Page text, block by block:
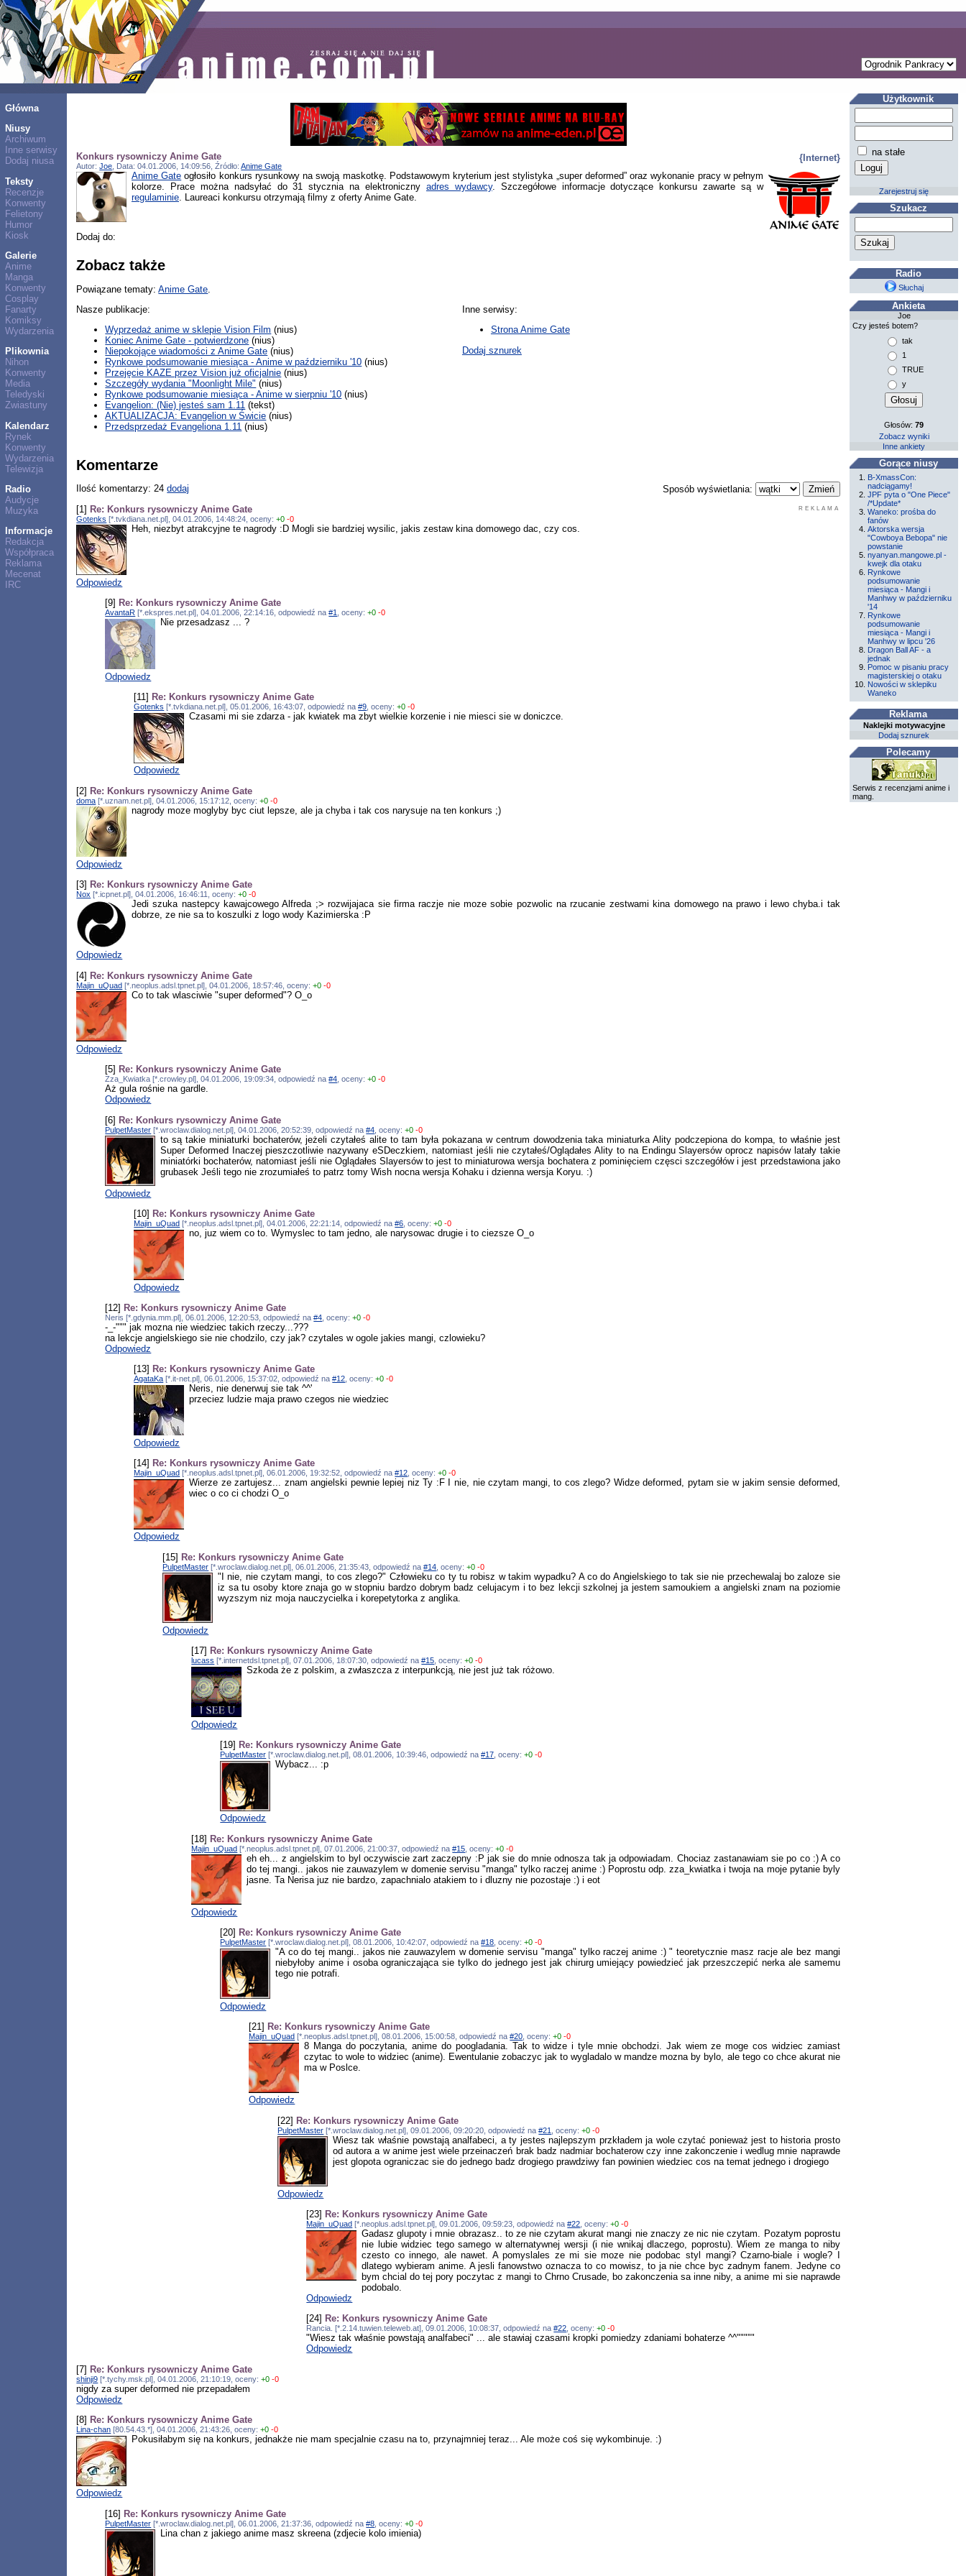
Główna
Niusy
Archiwum
Inne serwisy
Dodaj niusa
Teksty
Recenzje
Konwenty
Felietony
Humor
Kiosk
Galerie
Anime
Manga
Konwenty
Cosplay
Fanarty
Komiksy
Wydarzenia
Plikownia
Nihon
Konwenty
Media
Teledyski
Zwiastuny
Kalendarz
Rynek
Konwenty
Wydarzenia
Telewizja
Radio
Audycje
Muzyka
Informacje
Redakcja
Współpraca
Reklama
Mecenat
IRC
{Internet}
Konkurs rysowniczy Anime Gate
Autor:Joe , Data: 04.01.2006, 14:09:56, Źródło:Anime Gate
Anime Gate ogłosiło konkurs rysunkowy na swoją maskotkę. Podstawowym kryterium jest stylistyka „super deformed” oraz wykonanie pracy w pełnym
kolorze. Prace można nadsyłać do 31 stycznia na elektroniczny adres wydawcy. Szczegółowe informacje dotyczące konkursu zawarte są w
regulaminie. Laureaci konkursu otrzymają filmy z oferty Anime Gate.
Dodaj do:
Zobacz także
Powiązane tematy:Anime Gate
Nasze publikacje:
Wyprzedaż anime w sklepie Vision Film (nius)
Koniec Anime Gate - potwierdzone (nius)
Niepokojące wiadomości z Anime Gate (nius)
Rynkowe podsumowanie miesiąca - Anime w październiku '10 (nius)
Przejęcie KAZE przez Vision już oficjalnie (nius)
Szczegóły wydania "Moonlight Mile" (nius)
Rynkowe podsumowanie miesiąca - Anime w sierpniu '10 (nius)
Evangelion: (Nie) jesteś sam 1.11 (tekst)
AKTUALIZACJA: Evangelion w Świcie (nius)
Przedsprzedaż Evangeliona 1.11 (nius)
Inne serwisy:
Strona Anime Gate
Dodaj sznurek
Komentarze
Sposób wyświetlania:
Ilość komentarzy: 24dodaj
REKLAMA
[1] Re: Konkurs rysowniczy Anime Gate
Gotenks [*.tvkdiana.net.pl], 04.01.2006, 14:48:24, oceny:+0 -0
Heh, niezbyt atrakcyjne te nagrody :D Mogli sie bardziej wysilic, jakis zestaw kina domowego dac, czy cos.
Odpowiedz
[9] Re: Konkurs rysowniczy Anime Gate
AvantaR [*.ekspres.net.pl], 04.01.2006, 22:14:16, odpowiedź na#1 , oceny:+0 -0
Nie przesadzasz ... ?
Odpowiedz
[11] Re: Konkurs rysowniczy Anime Gate
Gotenks [*.tvkdiana.net.pl], 05.01.2006, 16:43:07, odpowiedź na#9 , oceny:+0 -0
Czasami mi sie zdarza - jak kwiatek ma zbyt wielkie korzenie i nie miesci sie w doniczce.
Odpowiedz
[2] Re: Konkurs rysowniczy Anime Gate
doma [*.uznam.net.pl], 04.01.2006, 15:17:12, oceny:+0 -0
nagrody moze moglyby byc ciut lepsze, ale ja chyba i tak cos narysuje na ten konkurs ;)
Odpowiedz
[3] Re: Konkurs rysowniczy Anime Gate
Nox [*.icpnet.pl], 04.01.2006, 16:46:11, oceny:+0 -0
Jedi szuka nastepcy kawajcowego Alfreda ;> rozwijajaca sie firma raczje nie moze sobie pozwolic na rzucanie zestwami kina domowego na prawo i lewo chyba.i tak
dobrze, ze nie sa to koszulki z logo wody Kazimierska :P
Odpowiedz
[4] Re: Konkurs rysowniczy Anime Gate
Majin_uQuad [*.neoplus.adsl.tpnet.pl], 04.01.2006, 18:57:46, oceny:+0 -0
Co to tak wlasciwie "super deformed"? O_o
Odpowiedz
[5] Re: Konkurs rysowniczy Anime Gate
Zza_Kwiatka [*.crowley.pl], 04.01.2006, 19:09:34, odpowiedź na#4, oceny:+0 -0
Aż gula rośnie na gardle.
Odpowiedz
[6] Re: Konkurs rysowniczy Anime Gate
PulpetMaster [*.wroclaw.dialog.net.pl], 04.01.2006, 20:52:39, odpowiedź na#4 , oceny:+0 -0
to są takie miniaturki bochaterów, jeżeli czytałeś alite to tam była pokazana w centrum dowodzenia taka miniaturka Ality podczepiona do kompa, to właśnie jest
Super Deformed Inaczej pieszczotliwie nazywany eSDeczkiem, natomiast jeśli nie czytałeś/Oglądałes Ality to na Endingu Slayersów oprocz napisów latały takie
miniatórki bochaterów, natomiast jeśli nie Oglądałes Slayersów to jest to miniaturowa wersja bochatera z pominięciem częsci szczegółów i jest przedstawiona jako
grubasek Jeśli tego nie zrozumiałeś to patrz tomy Wish nocna wersja Kohaku i dzienna wersja Koryu. :)
Odpowiedz
[10] Re: Konkurs rysowniczy Anime Gate
Majin_uQuad [*.neoplus.adsl.tpnet.pl], 04.01.2006, 22:21:14, odpowiedź na#6, oceny:+0 -0
no, juz wiem co to. Wymyslec to tam jedno, ale narysowac drugie i to ciezsze O_o
Odpowiedz
[12] Re: Konkurs rysowniczy Anime Gate
Neris [*.gdynia.mm.pl], 06.01.2006, 12:20:53, odpowiedź na#4 , oceny:+0 -0
-_-""" jak mozna nie wiedziec takich rzeczy...???
na lekcje angielskiego sie nie chodzilo, czy jak? czytales w ogole jakies mangi, czlowieku?
Odpowiedz
[13] Re: Konkurs rysowniczy Anime Gate
AgataKa [*.it-net.pl], 06.01.2006, 15:37:02, odpowiedź na#12 , oceny:+0 -0
Neris, nie denerwuj sie tak ^^'
przeciez ludzie maja prawo czegos nie wiedziec
Odpowiedz
[14] Re: Konkurs rysowniczy Anime Gate
Majin_uQuad [*.neoplus.adsl.tpnet.pl], 06.01.2006, 19:32:52, odpowiedź na#12 , oceny:+0 -0
Wierze ze zartujesz... znam angielski pewnie lepiej niz Ty :F I nie, nie czytam mangi, to cos zlego? Widze deformed, pytam sie w jakim sensie deformed,
wiec o co ci chodzi O_o
Odpowiedz
[15] Re: Konkurs rysowniczy Anime Gate
PulpetMaster [*.wroclaw.dialog.net.pl], 06.01.2006, 21:35:43, odpowiedź na#14 , oceny:+0 -0
"I nie, nie czytam mangi, to cos zlego?" Człowieku co ty tu robisz w takim wypadku? A co do Angielskiego to tak sie nie przechewalaj bo zaloze sie
iz sa tu osoby ktore znaja go w stopniu bardzo dobrym badz celujacym i to bez lekcji szkolnej ja jestem samoukiem a angielski znam na poziomie
wyzszym niz moja nauczycielka i korepetytorka z anglika.
Odpowiedz
[17] Re: Konkurs rysowniczy Anime Gate
lucass [*.internetdsl.tpnet.pl], 07.01.2006, 18:07:30, odpowiedź na#15 , oceny:+0 -0
Szkoda że z polskim, a zwłaszcza z interpunkcją, nie jest już tak różowo.
Odpowiedz
[19] Re: Konkurs rysowniczy Anime Gate
PulpetMaster [*.wroclaw.dialog.net.pl], 08.01.2006, 10:39:46, odpowiedź na#17 , oceny:+0 -0
Wybacz... :p
Odpowiedz
[18] Re: Konkurs rysowniczy Anime Gate
Majin_uQuad [*.neoplus.adsl.tpnet.pl], 07.01.2006, 21:00:37, odpowiedź na#15 , oceny:+0 -0
eh eh... z angielskim to byl oczywiscie zart zaczepny :P jak sie do mnie odnosza tak ja odpowiadam. Chociaz zastanawiam sie po co :) A co
do tej mangi.. jakos nie zauwazylem w domenie servisu "manga" tylko raczej anime :) Poprostu odp. zza_kwiatka i twoja na moje pytanie byly
jasne. Ta Nerisa juz nie bardzo, zapachnialo atakiem to i dluzny nie pozostaje :) i eot
Odpowiedz
[20] Re: Konkurs rysowniczy Anime Gate
PulpetMaster [*.wroclaw.dialog.net.pl], 08.01.2006, 10:42:07, odpowiedź na#18 , oceny:+0 -0
"A co do tej mangi.. jakos nie zauwazylem w domenie servisu "manga" tylko raczej anime :) " teoretycznie masz racje ale bez mangi
niebyłoby anime i osoba ograniczająca sie tylko do jednego jest jak chirurg umiejący powiedzieć jak przeszczepić nerka ale samemu
tego nie potrafi.
Odpowiedz
[21] Re: Konkurs rysowniczy Anime Gate
Majin_uQuad [*.neoplus.adsl.tpnet.pl], 08.01.2006, 15:00:58, odpowiedź na#20 , oceny:+0 -0
8 Manga do poczytania, anime do poogladania. Tak to widze i tyle mnie obchodzi. Jak wiem ze moge cos widziec zamiast
czytac to wole to widziec (anime). Ewentulanie zobaczyc jak to wygladalo w mandze mozna by bylo, ale tego co chce akurat nie
ma w Poslce.
Odpowiedz
[22] Re: Konkurs rysowniczy Anime Gate
PulpetMaster [*.wroclaw.dialog.net.pl], 09.01.2006, 09:20:20, odpowiedź na#21 , oceny:+0 -0
Wiesz tak właśnie powstają analfabeci, a ty jestes najlepszym przkładem ja wole czytać ponieważ jest to historia prosto
od autora a w anime jest wiele przeinaczeń brak badz nadmiar bochaterow czy inne zakonczenie i wedlug mnie naprawde
jest glopota ograniczac sie do jednego badz drogiego prawdziwy fan powinien wiedziec cos na temat jednego i drogiego
Odpowiedz
[23] Re: Konkurs rysowniczy Anime Gate
Majin_uQuad [*.neoplus.adsl.tpnet.pl], 09.01.2006, 09:59:23, odpowiedź na#22 , oceny:+0 -0
Gadasz glupoty i mnie obrazasz.. to ze nie czytam akurat mangi nie znaczy ze nic nie czytam. Pozatym poprostu
nie lubie widziec tego samego w alternatywnej wersji (i nie wnikaj dlaczego, poprostu). Wiem ze manga to niby
czesto co innego, ale nawet. A pomyslales ze mi sie moze nie podobac styl mangi? Czarno-biale i wogle? I
dlatego wybieram anime. A jesli fanowstwo oznacza to co mowisz, to ja nie chce byc zadnym fanem. Jedyne co
bym chcial do tej pory poczytac z mangi to Chrno Crusade, bo zakonczenia sa inne niby, a anime mi sie naprawde
podobalo.
Odpowiedz
[24] Re: Konkurs rysowniczy Anime Gate
Rancia. [*.2.14.tuwien.teleweb.at], 09.01.2006, 10:08:37, odpowiedź na#22, oceny:+0 -0
"Wiesz tak właśnie powstają analfabeci" ... ale stawiaj czasami kropki pomiedzy zdaniami bohaterze ^^"""""
Odpowiedz
[7] Re: Konkurs rysowniczy Anime Gate
shinji9 [*.tychy.msk.pl], 04.01.2006, 21:10:19, oceny:+0 -0
nigdy za super deformed nie przepadałem
Odpowiedz
[8] Re: Konkurs rysowniczy Anime Gate
Lina-chan [80.54.43.*], 04.01.2006, 21:43:26, oceny:+0 -0
Pokusiłabym się na konkurs, jednakże nie mam specjalnie czasu na to, przynajmniej teraz... Ale może coś się wykombinuje. :)
Odpowiedz
[16] Re: Konkurs rysowniczy Anime Gate
PulpetMaster [*.wroclaw.dialog.net.pl], 06.01.2006, 21:37:36, odpowiedź na#8 , oceny:+0 -0
Lina chan z jakiego anime masz skreena (zdjecie kolo imienia)
Użytkownik
na stałe
Zarejestruj się
Szukacz
Radio
Słuchaj
Ankieta
Joe
Czy jesteś botem?
tak
1
TRUE
y
Głosów:79
Zobacz wyniki
Inne ankiety
Gorące niusy
B-XmassCon:
nadciągamy!
JPF pyta o "One Piece"
/*Update*
Waneko: prośba do
fanów
Aktorska wersja
"Cowboya Bebopa" nie
powstanie
nyanyan.mangowe.pl -
kwejk dla otaku
Rynkowe
podsumowanie
miesiąca - Mangi i
Manhwy w październiku
'14
Rynkowe
podsumowanie
miesiąca - Mangi i
Manhwy w lipcu '26
Dragon Ball AF - a
jednak
Pomoc w pisaniu pracy
magisterskiej o otaku
Nowości w sklepiku
Waneko
Reklama
Naklejki motywacyjne
Dodaj sznurek
Polecamy
Serwis z recenzjami anime i
mang.